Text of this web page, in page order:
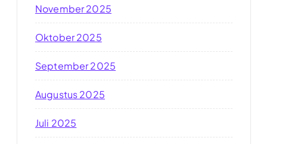
November 2025
Oktober 2025
September 2025
Augustus 2025
Juli 2025